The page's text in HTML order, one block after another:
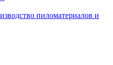
пиломатериалов и